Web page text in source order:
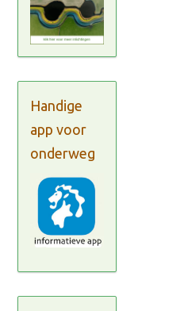
Handige
app voor
onderweg